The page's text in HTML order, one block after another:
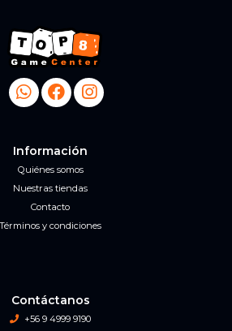
Información
Quiénes somos
Nuestras tiendas
Contacto
Términos y condiciones
Contáctanos
+56 9 4999 9190